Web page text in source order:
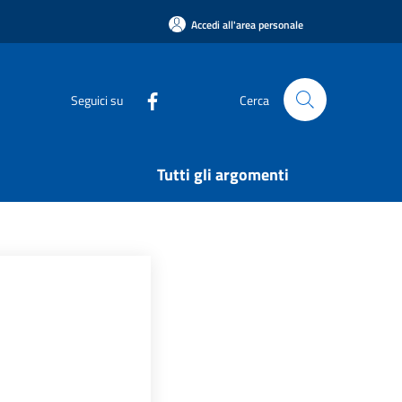
Accedi all'area personale
Seguici su Cerca
Tutti gli argomenti